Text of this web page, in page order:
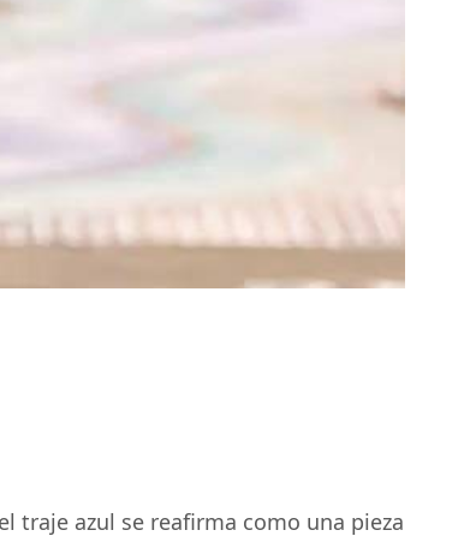
traje azul se reafirma como una pieza